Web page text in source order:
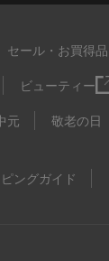
セール・お買得品
ビューティー
元 敬老の日
ングガイド